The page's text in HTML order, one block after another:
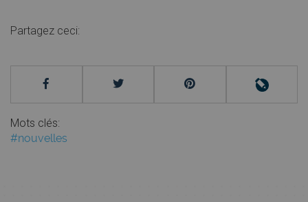
Partagez ceci:
Mots clés:
#nouvelles